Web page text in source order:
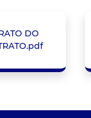
DO